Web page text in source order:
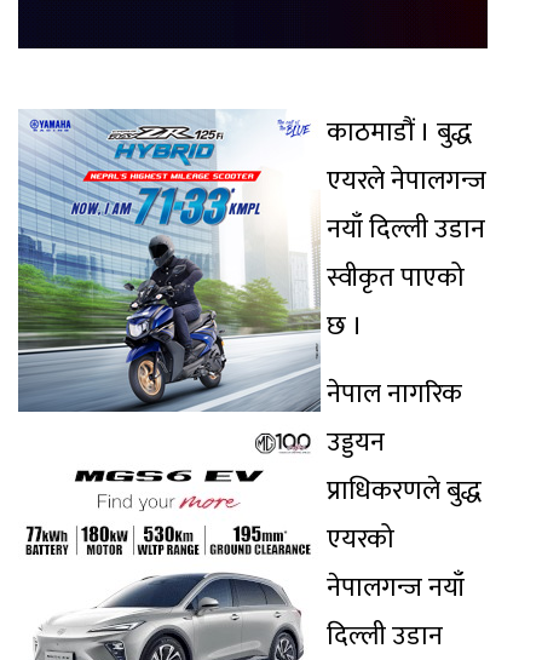
काठमाडौं । बुद्ध
एयरले नेपालगन्ज
नयाँ दिल्ली उडान
स्वीकृत पाएको
छ ।
नेपाल नागरिक
उड्डयन
प्राधिकरणले बुद्ध
एयरको
नेपालगन्ज नयाँ
दिल्ली उडान